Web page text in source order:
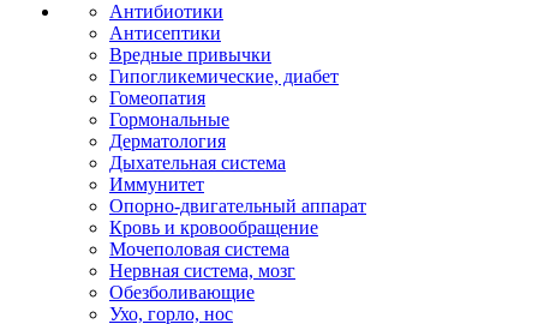
Антибиотики
Антисептики
Вредные привычки
Гипогликемические, диабет
Гомеопатия
Гормональные
Дерматология
Дыхательная система
Иммунитет
Опорно-двигательный аппарат
Кровь и кровообращение
Мочеполовая система
Нервная система, мозг
Обезболивающие
Ухо, горло, нос